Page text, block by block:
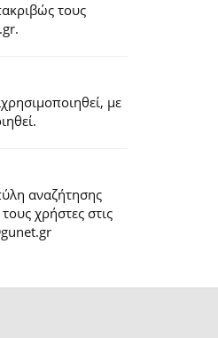
τους
με
αναζήτησης
χρήστες στις